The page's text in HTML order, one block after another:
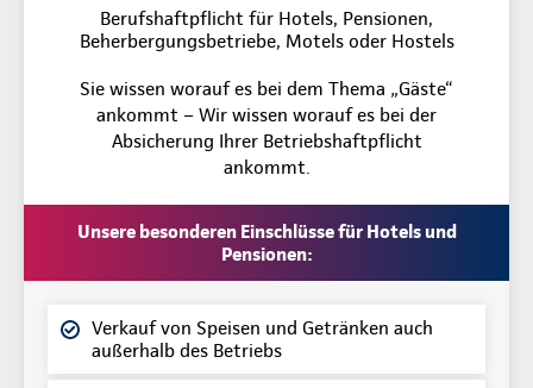
Berufshaftpflicht für Hotels, Pensionen,
Beherbergungsbetriebe, Motels oder Hostels
Sie wissen worauf es bei dem Thema „Gäste“
ankommt – Wir wissen worauf es bei der
Absicherung Ihrer Betriebshaftpflicht
ankommt.
Unsere besonderen Einschlüsse für Hotels und
Pensionen:
Verkauf von Speisen und Getränken auch
außerhalb des Betriebs